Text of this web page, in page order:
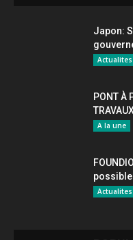
Japon:
Actualites
PONT À
A la une
possible
Actualites